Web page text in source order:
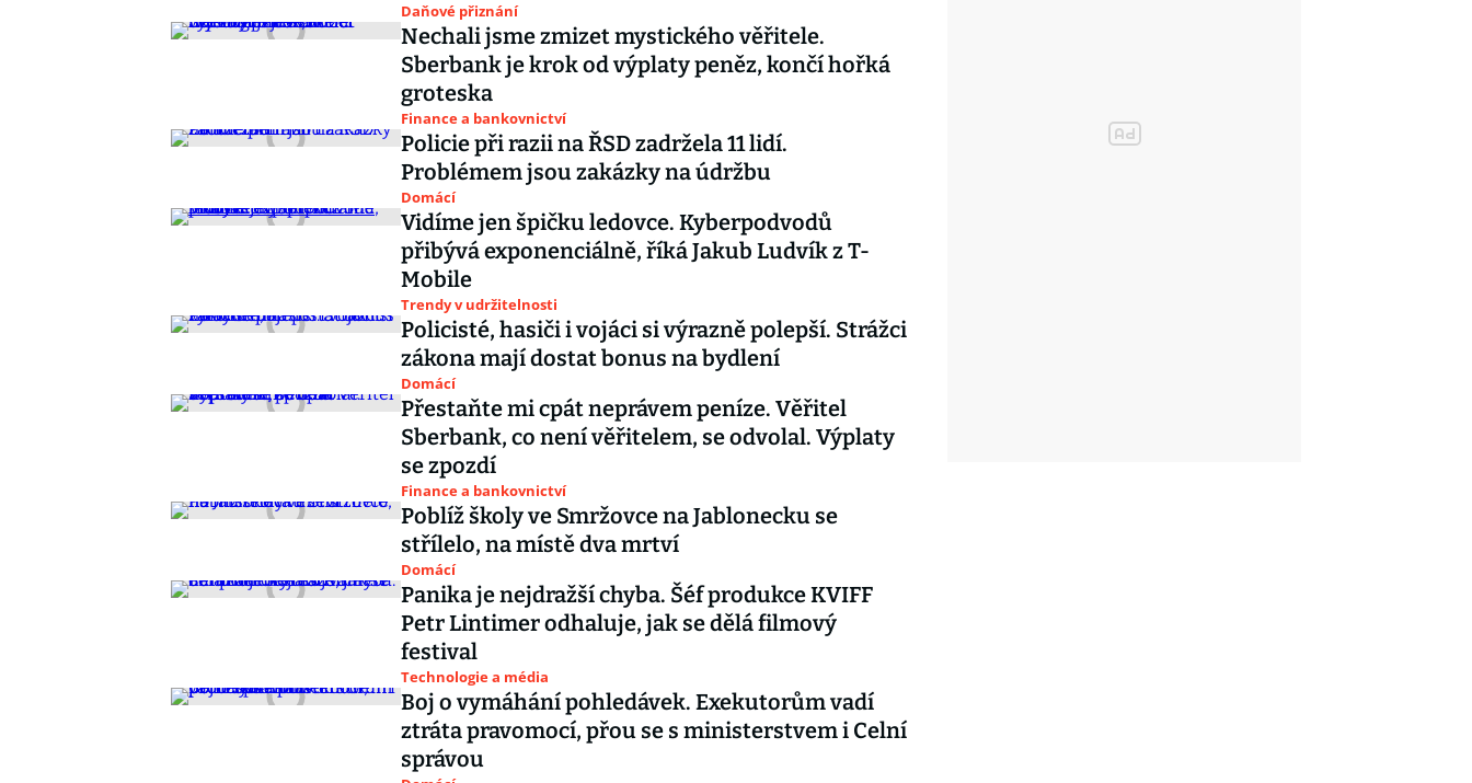
Daňové přiznání
Nechali jsme zmizet mystického věřitele.
Sberbank je krok od výplaty peněz, končí hořká
groteska
Finance a bankovnictví
Policie při razii na ŘSD zadržela 11 lidí.
Problémem jsou zakázky na údržbu
Domácí
Vidíme jen špičku ledovce. Kyberpodvodů
přibývá exponenciálně, říká Jakub Ludvík z T-
Mobile
Trendy v udržitelnosti
Policisté, hasiči i vojáci si výrazně polepší. Strážci
zákona mají dostat bonus na bydlení
Domácí
Přestaňte mi cpát neprávem peníze. Věřitel
Sberbank, co není věřitelem, se odvolal. Výplaty
se zpozdí
Finance a bankovnictví
Poblíž školy ve Smržovce na Jablonecku se
střílelo, na místě dva mrtví
Domácí
Panika je nejdražší chyba. Šéf produkce KVIFF
Petr Lintimer odhaluje, jak se dělá filmový
festival
Technologie a média
Boj o vymáhání pohledávek. Exekutorům vadí
ztráta pravomocí, přou se s ministerstvem i Celní
správou